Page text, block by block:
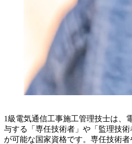
1級電気通信工事施工管理技士は、
与する「専任技術者」や「監理技
が可能な国家資格です。専任技術